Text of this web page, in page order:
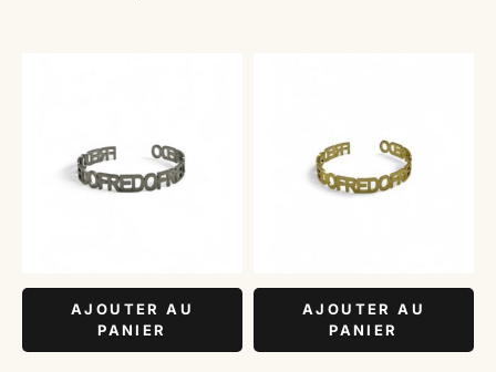
AJOUTER AU
PANIER
AJOUTER AU
PANIER